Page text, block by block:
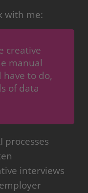
with me:
creative
manual
to do,
of data
processes
interviews